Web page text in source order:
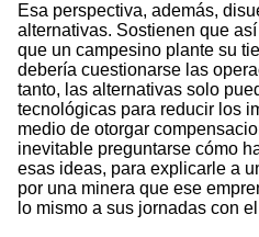
Esa perspectiva, además,
alternativas. Sostienen que
que un campesino plante su
debería cuestionarse las
tanto, las alternativas solo
tecnológicas para reducir los
medio de otorgar
inevitable preguntarse cómo
esas ideas, para explicarle a
por una minera que ese
lo mismo a sus jornadas con